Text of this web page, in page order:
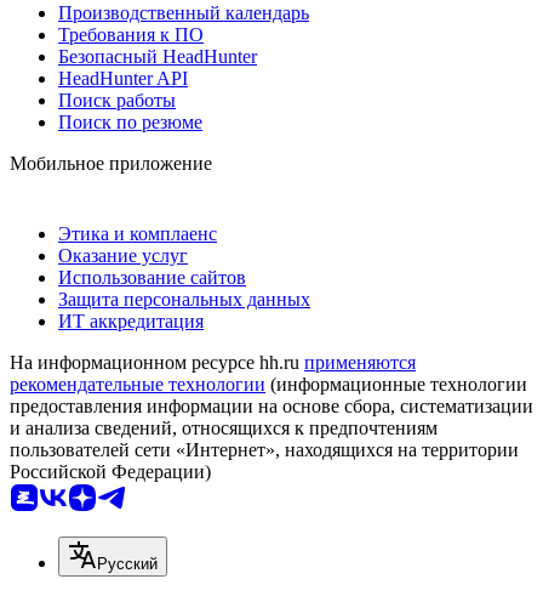
Производственный календарь
Требования к ПО
Безопасный HeadHunter
HeadHunter API
Поиск работы
Поиск по резюме
Мобильное приложение
Этика и комплаенс
Оказание услуг
Использование сайтов
Защита персональных данных
ИТ аккредитация
На информационном ресурсе hh.ru применяются
рекомендательные технологии (информационные технологии
предоставления информации на основе сбора, систематизации
и анализа сведений, относящихся к предпочтениям
пользователей сети «Интернет», находящихся на территории
Российской Федерации)
Русский